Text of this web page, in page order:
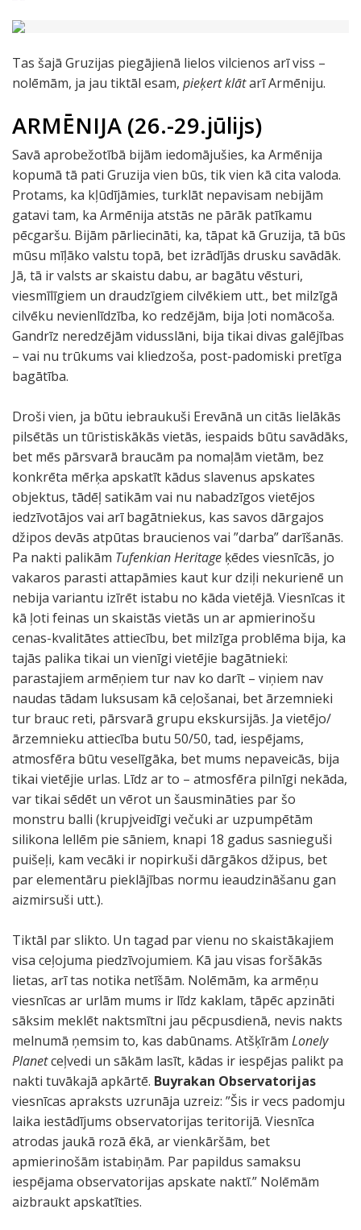
Tas šajā Gruzijas piegājienā lielos vilcienos arī viss –
nolēmām, ja jau tiktāl esam, pieķert klātarī Armēniju.
ARMĒNIJA (26.-29.jūlijs)
Savā aprobežotībā bijām iedomājušies, ka Armēnija
kopumā tā pati Gruzija vien būs, tik vien kā cita valoda.
Protams, ka kļūdījāmies, turklāt nepavisam nebijām
gatavi tam, ka Armēnija atstās ne pārāk patīkamu
pēcgaršu. Bijām pārliecināti, ka, tāpat kā Gruzija, tā būs
mūsu mīļāko valstu topā, bet izrādījās drusku savādāk.
Jā, tā ir valsts ar skaistu dabu, ar bagātu vēsturi,
viesmīlīgiem un draudzīgiem cilvēkiem utt., bet milzīgā
cilvēku nevienlīdzība, ko redzējām, bija ļoti nomācoša.
Gandrīz neredzējām vidusslāni, bija tikai divas galējības
– vai nu trūkums vai kliedzoša, post-padomiski pretīga
bagātība.
Droši vien, ja būtu iebraukuši Erevānā un citās lielākās
pilsētās un tūristiskākās vietās, iespaids būtu savādāks,
bet mēs pārsvarā braucām pa nomaļām vietām, bez
konkrēta mērķa apskatīt kādus slavenus apskates
objektus, tādēļ satikām vai nu nabadzīgos vietējos
iedzīvotājos vai arī bagātniekus, kas savos dārgajos
džipos devās atpūtas braucienos vai ”darba” darīšanās.
Pa nakti palikām Tufenkian Heritage ķēdes viesnīcās, jo
vakaros parasti attapāmies kaut kur dziļi nekurienē un
nebija variantu izīrēt istabu no kāda vietējā. Viesnīcas it
kā ļoti feinas un skaistās vietās un ar apmierinošu
cenas-kvalitātes attiecību, bet milzīga problēma bija, ka
tajās palika tikai un vienīgi vietējie bagātnieki:
parastajiem armēņiem tur nav ko darīt – viņiem nav
naudas tādam luksusam kā ceļošanai, bet ārzemnieki
tur brauc reti, pārsvarā grupu ekskursijās. Ja vietējo/
ārzemnieku attiecība butu 50/50, tad, iespējams,
atmosfēra būtu veselīgāka, bet mums nepaveicās, bija
tikai vietējie urlas. Līdz ar to – atmosfēra pilnīgi nekāda,
var tikai sēdēt un vērot un šausmināties par šo
monstru balli (krupjveidīgi večuki ar uzpumpētām
silikona lellēm pie sāniem, knapi 18 gadus sasnieguši
puišeļi, kam vecāki ir nopirkuši dārgākos džipus, bet
par elementāru pieklājības normu ieaudzināšanu gan
aizmirsuši utt.).
Tiktāl par slikto. Un tagad par vienu no skaistākajiem
visa ceļojuma piedzīvojumiem. Kā jau visas foršākās
lietas, arī tas notika netīšām. Nolēmām, ka armēņu
viesnīcas ar urlām mums ir līdz kaklam, tāpēc apzināti
sāksim meklēt naktsmītni jau pēcpusdienā, nevis nakts
melnumā ņemsim to, kas dabūnams. Atšķīrām Lonely
Planetceļvedi un sākām lasīt, kādas ir iespējas palikt pa
nakti tuvākajā apkārtē. Buyrakan Observatorijas
viesnīcas apraksts uzrunāja uzreiz: ”Šis ir vecs padomju
laika iestādījums observatorijas teritorijā. Viesnīca
atrodas jaukā rozā ēkā, ar vienkāršām, bet
apmierinošām istabiņām. Par papildus samaksu
iespējama observatorijas apskate naktī.” Nolēmām
aizbraukt apskatīties.